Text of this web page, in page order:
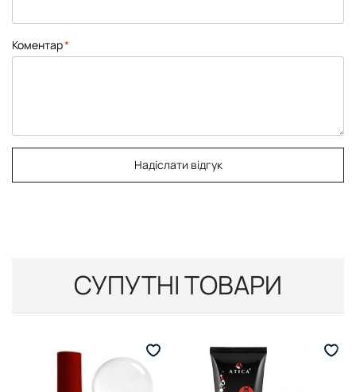
Коментар
Надіслати відгук
СУПУТНІ ТОВАРИ